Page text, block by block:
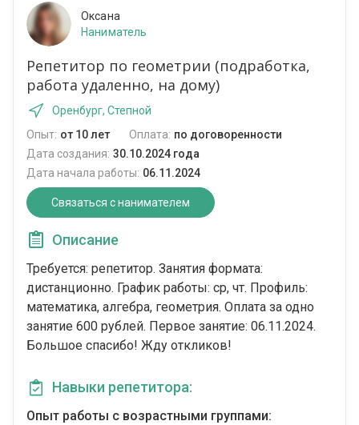
Оксана
Наниматель
Репетитор по геометрии (подработка,
работа удаленно, на дому)
Оренбург, Степной
Опыт: от 10 лет Оплата: по договоренности
Дата создания: 30.10.2024 года
Дата начала работы: 06.11.2024
Связаться с нанимателем
Описание
Требуется: репетитор. Занятия формата:
дистанционно. График работы: ср, чт. Профиль:
математика, алгебра, геометрия. Оплата за одно
занятие 600 рублей. Первое занятие: 06.11.2024.
Большое спасибо! Жду откликов!
Навыки репетитора:
Опыт работы с возрастными группами: